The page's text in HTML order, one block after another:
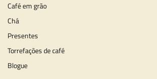
Café em grão
Chá
Presentes
Torrefações de café
Blogue